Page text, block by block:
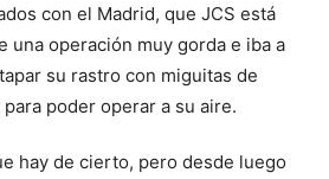
con el Madrid, que JCS está
una operación muy gorda e iba a
su rastro con miguitas de
poder operar a su aire.
hay de cierto, pero desde luego